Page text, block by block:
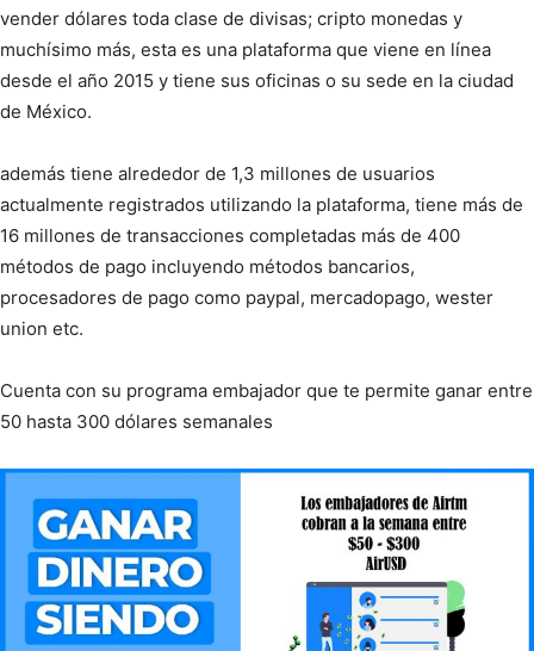
vender dólares toda clase de divisas; cripto monedas y
muchísimo más, esta es una plataforma que viene en línea
desde el año 2015 y tiene sus oficinas o su sede en la ciudad
de México.
además tiene alrededor de 1,3 millones de usuarios
actualmente registrados utilizando la plataforma, tiene más de
16 millones de transacciones completadas más de 400
métodos de pago incluyendo métodos bancarios,
procesadores de pago como paypal, mercadopago, wester
union etc.
Cuenta con su programa embajador que te permite ganar entre
50 hasta 300 dólares semanales